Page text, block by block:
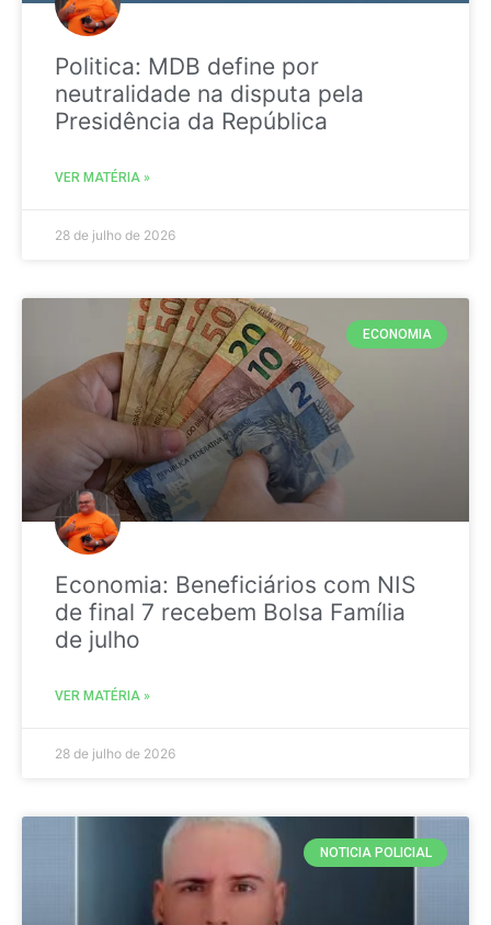
Politica: MDB define por
neutralidade na disputa pela
Presidência da República
VER MATÉRIA »
28 de julho de 2026
ECONOMIA
Economia: Beneficiários com NIS
de final 7 recebem Bolsa Família
de julho
VER MATÉRIA »
28 de julho de 2026
NOTICIA POLICIAL